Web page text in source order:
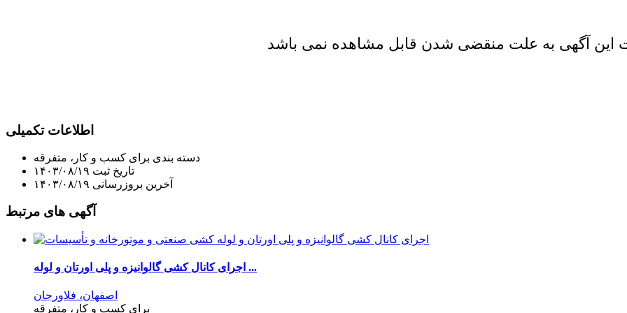
این آگهی به علت منقضی شدن قابل مشاهده نمی باشد
اطلاعات تکمیلی
دسته بندی برای کسب و کار، متفرقه
تاریخ ثبت ۱۴۰۳/۰۸/۱۹
آخرین بروزرسانی ۱۴۰۳/۰۸/۱۹
آگهی های مرتبط
اجرای کانال کشی گالوانیزه و پلی اورتان و لوله ...
اصفهان، فلاورجان
برای کسب و کار، متفرقه